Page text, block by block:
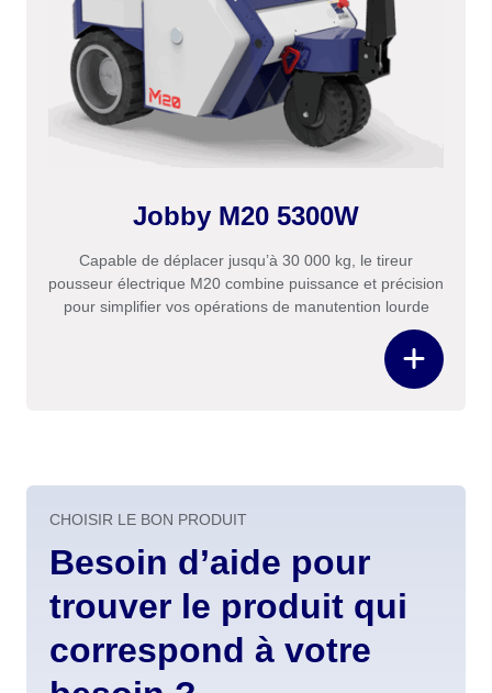
Jobby M20 5300W
Capable de déplacer jusqu’à 30 000 kg, le tireur
pousseur électrique M20 combine puissance et précision
pour simplifier vos opérations de manutention lourde
Besoin d’aide pour
trouver le produit qui
correspond à votre
CHOISIR LE BON PRODUIT